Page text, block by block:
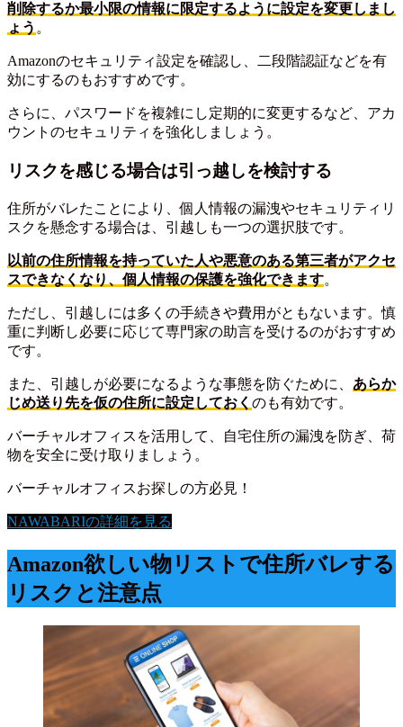
削除するか最小限の情報に限定するように設定を変更しまし
ょう 。
Amazonのセキュリティ設定を確認し、二段階認証などを有
効にするのもおすすめです。
さらに、パスワードを複雑にし定期的に変更するなど、アカ
ウントのセキュリティを強化しましょう。
リスクを感じる場合は引っ越しを検討する
住所がバレたことにより、個人情報の漏洩やセキュリティリ
スクを懸念する場合は、引越しも一つの選択肢です。
以前の住所情報を持っていた人や悪意のある第三者がアクセ
スできなくなり、個人情報の保護を強化できます。
ただし、引越しには多くの手続きや費用がともないます。慎
重に判断し必要に応じて専門家の助言を受けるのがおすすめ
です。
また、引越しが必要になるような事態を防ぐために、 あらか
じめ送り先を仮の住所に設定しておく のも有効です。
バーチャルオフィスを活用して、自宅住所の漏洩を防ぎ、荷
物を安全に受け取りましょう。
バーチャルオフィスお探しの方必見！
NAWABARIの詳細を見る
Amazon欲しい物リストで住所バレする
リスクと注意点